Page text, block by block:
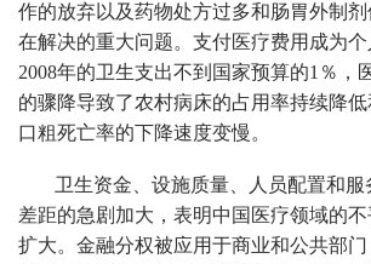
作的放弃以及药物处方过多和肠胃外制
在解决的重大问题。支付医疗费用成为
2008年的卫生支出不到国家预算的1％，
的骤降导致了农村病床的占用率持续降
口粗死亡率的下降速度变慢。
卫生资金、设施质量、人员配置和
差距的急剧加大，表明中国医疗领域的
扩大。金融分权被应用于商业和公共部